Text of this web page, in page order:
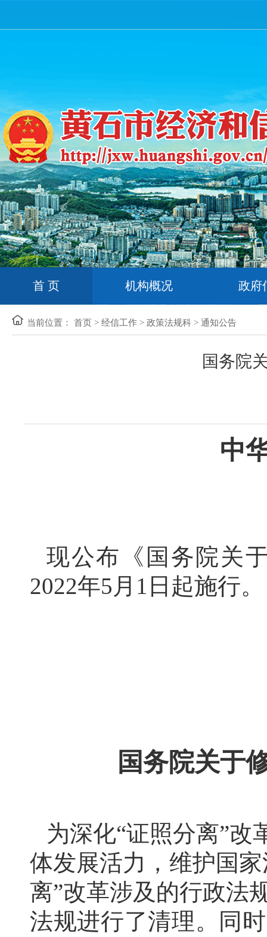
首 页 机构概况 政府
当前位置： 首页 > 经信工作 > 政策法规科 > 通知公告
国务院
中
现公布《国务院关
2022年5月1日起施行。
国务院关于
为深化“证照分离”改
体发展活力，维护国
离”改革涉及的行政法
法规进行了清理。同